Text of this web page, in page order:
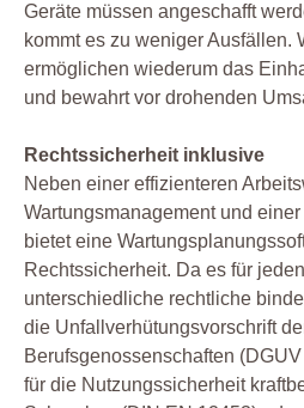
Geräte müssen angeschafft
kommt es zu weniger Ausfällen.
ermöglichen wiederum das
und bewahrt vor drohenden
Rechtssicherheit inklusive
Neben einer effizienteren
Wartungsmanagement und
bietet eine
Rechtssicherheit. Da es für
unterschiedliche rechtliche
die Unfallverhütungsvorschrift
Berufsgenossenschaften
für die Nutzungssicherheit